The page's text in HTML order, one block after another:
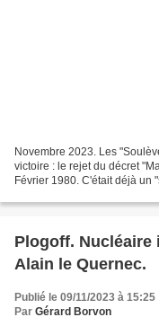
Novembre 2023. Les
victoire : le rejet du décret
Février 1980. C'était déjà un
Plogoff. Nucléaire
Alain le Quernec.
Publié le 09/11/2023 à 15:25
Par Gérard Borvon